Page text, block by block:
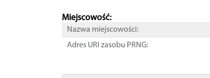
Miejscowość:
Nazwa miejscowości:
Adres URI zasobu PRNG: